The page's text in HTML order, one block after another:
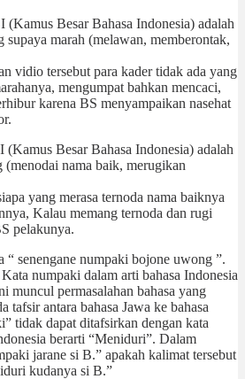
Besar Bahasa Indonesia) adalah
supaya marah (melawan, memberontak,
vidio tersebut para kader tidak ada yang
mengumpat bahkan mencaci,
karena BS menyampaikan nasehat
Besar Bahasa Indonesia) adalah
(menodai nama baik, merugikan
yang merasa ternoda nama baiknya
Kalau memang ternoda dan rugi
pelakunya.
“ senengane numpaki bojone uwong ”.
numpaki dalam arti bahasa Indonesia
muncul permasalahan bahasa yang
tafsir antara bahasa Jawa ke bahasa
tidak dapat ditafsirkan dengan kata
berarti “Meniduri”. Dalam
jarane si B.” apakah kalimat tersebut
kudanya si B.”